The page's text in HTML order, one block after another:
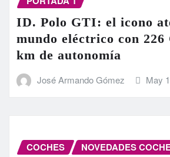
ID. Polo GTI: el icono
mundo eléctrico con 226
km de autonomía
José Armando Gómez May
COCHES
NOVEDADES